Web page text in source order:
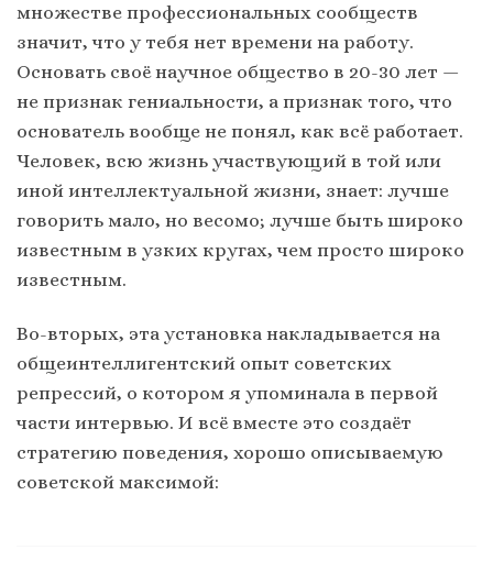
множестве профессиональных сообществ
значит, что у тебя нет времени на работу.
Основать своё научное общество в 20-30 лет —
не признак гениальности, а признак того, что
основатель вообще не понял, как всё работает.
Человек, всю жизнь участвующий в той или
иной интеллектуальной жизни, знает: лучше
говорить мало, но весомо; лучше быть широко
известным в узких кругах, чем просто широко
известным.
Во-вторых, эта установка накладывается на
общеинтеллигентский опыт советских
репрессий, о котором я упоминала в первой
части интервью. И всё вместе это создаёт
стратегию поведения, хорошо описываемую
советской максимой: